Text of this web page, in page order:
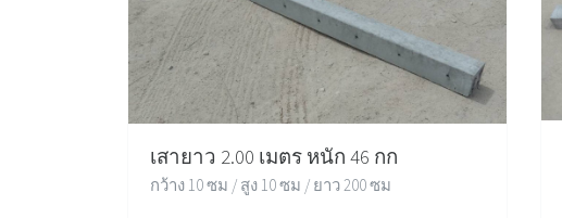
เสายาว 2.00 เมตร หนัก 46 กก
กว้าง 10 ซม / สูง 10 ซม / ยาว 200 ซม